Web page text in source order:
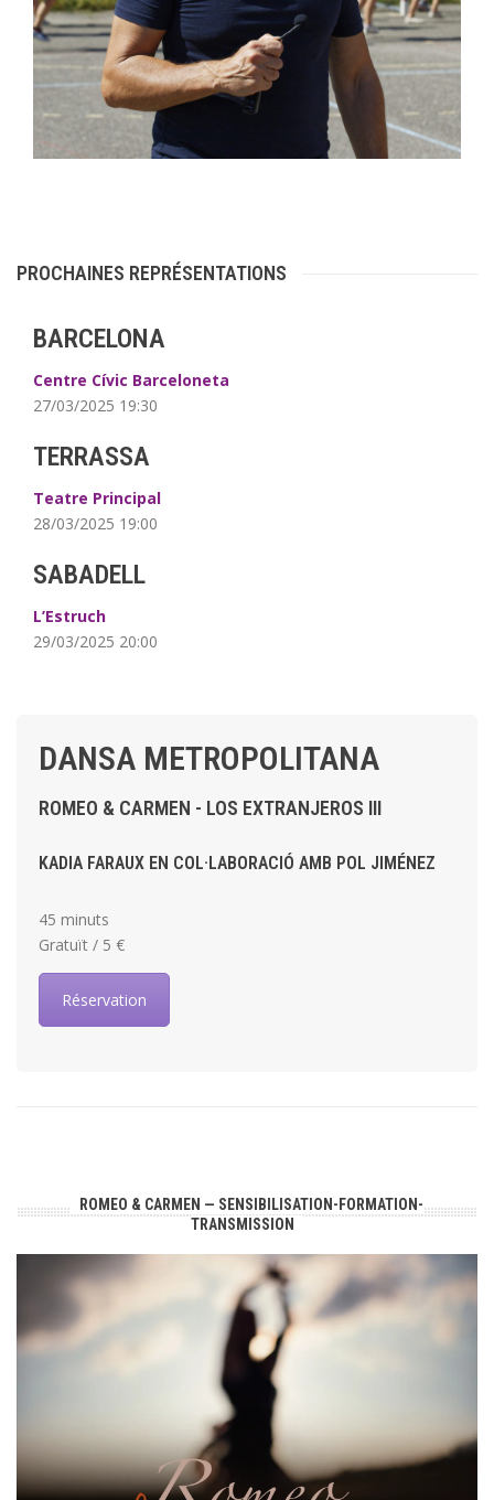
PROCHAINES REPRÉSENTATIONS
BARCELONA
Centre Cívic Barceloneta
27/03/2025 19:30
TERRASSA
Teatre Principal
28/03/2025 19:00
SABADELL
L’Estruch
29/03/2025 20:00
DANSA METROPOLITANA
ROMEO & CARMEN - LOS EXTRANJEROS III
KADIA FARAUX EN COL·LABORACIÓ AMB POL JIMÉNEZ
45 minuts
Gratuït / 5 €
Réservation
ROMEO & CARMEN — SENSIBILISATION-FORMATION-
TRANSMISSION